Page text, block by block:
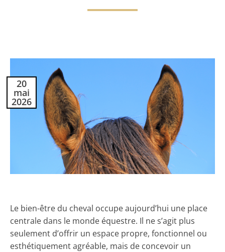
20
mai
2026
Le bien-être du cheval occupe aujourd’hui une place
centrale dans le monde équestre. Il ne s’agit plus
seulement d’offrir un espace propre, fonctionnel ou
esthétiquement agréable, mais de concevoir un